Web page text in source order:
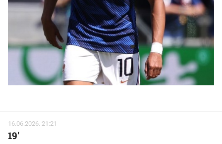
16.06.2026. 21:21
19'